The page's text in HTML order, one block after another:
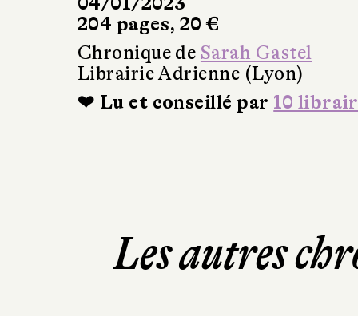
204 pages, 20 €
Chronique de Sarah Gastel
Librairie Adrienne (Lyon)
❤ Lu et conseillé par 10
Les autres